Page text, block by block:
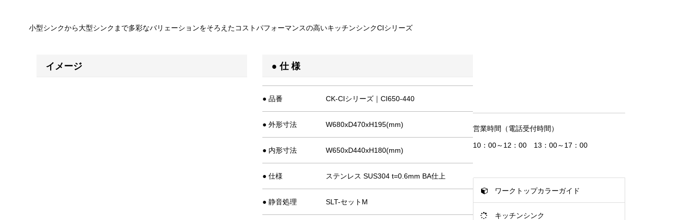
小型シンクから大型シンクまで多彩なバリェーションをそろえたコストパフォーマンスの高いキッチンシンクCIシリーズ
イメージ ● 仕 様
● 品番 CK-CIシリーズ｜CI650-440
● 外形寸法 W680xD470xH195(mm)
● 内形寸法 W650xD440xH180(mm)
● 仕様 ステンレス SUS304 t=0.6mm BA仕上
● 静音処理 SLT-セットM
営業時間（電話受付時間）
10：00～12：00 13：00～17：00
ワークトップカラーガイド
キッチンシンク